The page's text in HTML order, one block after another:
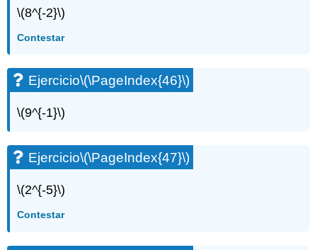
\(8^{-2}\)
Contestar
Ejercicio\(\PageIndex{46}\)
\(9^{-1}\)
Ejercicio\(\PageIndex{47}\)
\(2^{-5}\)
Contestar